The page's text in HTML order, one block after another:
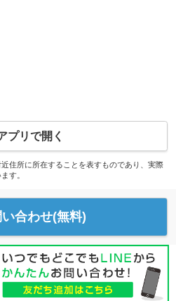
プリで開く
住所に所在することを表すものであり、実際
す。
合わせ(無料)